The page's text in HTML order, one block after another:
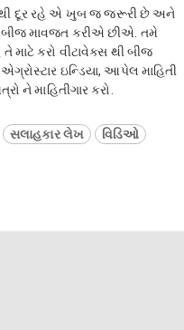
દૂર રહે એ ખુબ જ જરૂરી છે અને
માવજત કરીએ છીએ. તમે
કરો વીટાવેક્સ થી બીજ
ઇન્ડિયા, આપેલ માહિતી
ને માહિતીગાર કરો.
સલાહકાર લેખ
વિડિઓ